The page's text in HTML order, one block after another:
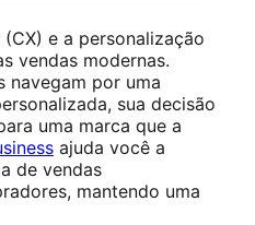
e a personalização
vendas modernas.
navegam por uma
sua decisão
uma marca que a
ajuda você a
de vendas
mantendo uma